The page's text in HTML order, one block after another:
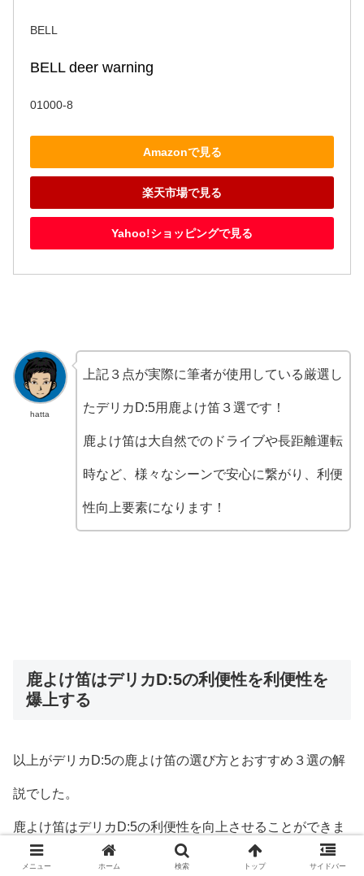
BELL
BELL deer warning
01000-8
Amazonで見る
楽天市場で見る
Yahoo!ショッピングで見る
hatta
上記３点が実際に筆者が使用している厳選し
たデリカD:5用鹿よけ笛３選です！
鹿よけ笛は大自然でのドライブや長距離運転
時など、様々なシーンで安心に繋がり、利便
性向上要素になります！
鹿よけ笛はデリカD:5の利便性を利便性を
爆上する
以上がデリカD:5の鹿よけ笛の選び方とおすすめ３選の解
説でした。
鹿よけ笛はデリカD:5の利便性を向上させることができま
す！
メニュー ホーム 検索 トップ サイドバー